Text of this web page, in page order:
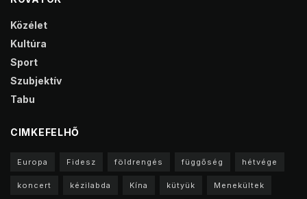
Közélet
Kultúra
Sport
Szubjektív
Tabu
CIMKEFELHŐ
Europa Fidesz földrengés függőség hétvége
koncert kézilabda Kína kütyük Menekültek